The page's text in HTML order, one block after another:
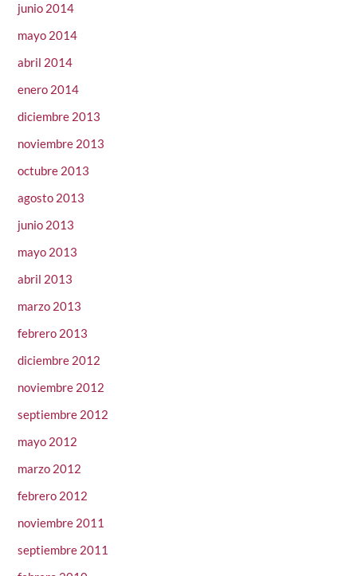
junio 2014
mayo 2014
abril 2014
enero 2014
diciembre 2013
noviembre 2013
octubre 2013
agosto 2013
junio 2013
mayo 2013
abril 2013
marzo 2013
febrero 2013
diciembre 2012
noviembre 2012
septiembre 2012
mayo 2012
marzo 2012
febrero 2012
noviembre 2011
septiembre 2011